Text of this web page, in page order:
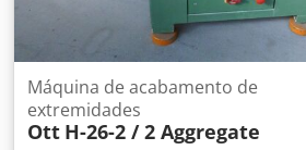
Máquina de acabamento de
extremidades
Ott H-26-2 / 2 Aggregate